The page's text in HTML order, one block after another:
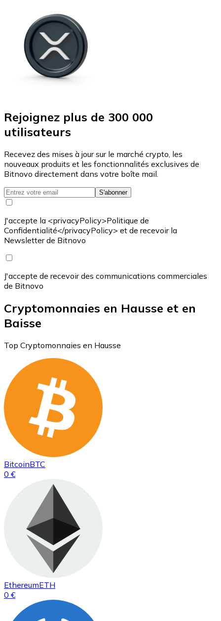
Rejoignez plus de 300 000
utilisateurs
Recevez des mises à jour sur le marché crypto, les
nouveaux produits et les fonctionnalités exclusives de
Bitnovo directement dans votre boîte mail.
S'abonner
J'accepte la <privacyPolicy>Politique de
Confidentialité</privacyPolicy> et de recevoir la
Newsletter de Bitnovo
J'accepte de recevoir des communications commerciales
de Bitnovo
Cryptomonnaies en Hausse et en
Baisse
Top Cryptomonnaies en Hausse
BitcoinBTC
0 €
EthereumETH
0 €